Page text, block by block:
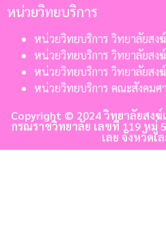
หน่วยวิทยบริการ
หน่วยวิทยบริการ วิทยาลัยสง
หน่วยวิทยบริการ วิทยาลัยส
หน่วยวิทยบริการ วิทยาลัยสง
หน่วยวิทยบริการ คณะสังคมศ
Copyright © 2024 วิทยาลัยสง
กรณราชวิทยาลัย เลขที่ 119 หมู่
เลย จังหวัดเ